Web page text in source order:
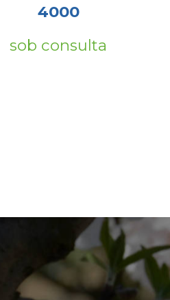
4000
sob consulta